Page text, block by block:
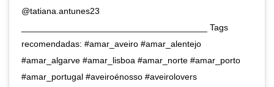
@tatiana.antunes23
______________________________________ Tags
recomendadas: #amar_aveiro #amar_alentejo
#amar_algarve #amar_lisboa #amar_norte #amar_porto
#amar_portugal #aveiroénosso #aveirolovers